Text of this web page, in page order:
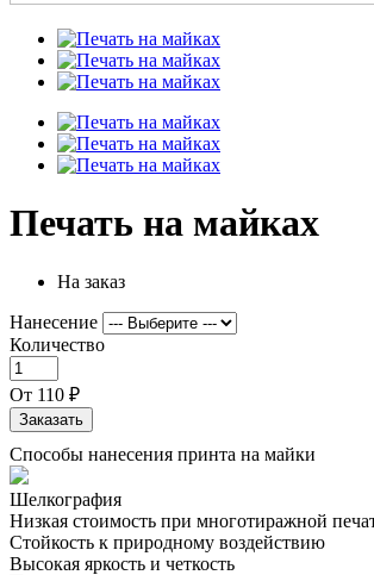
Печать на майках
На заказ
Нанесение
Количество
От 110 ₽
Заказать
Способы нанесения принта на майки
Шелкография
Низкая стоимость при многотиражной
Стойкость к природному воздействию
Высокая яркость и четкость